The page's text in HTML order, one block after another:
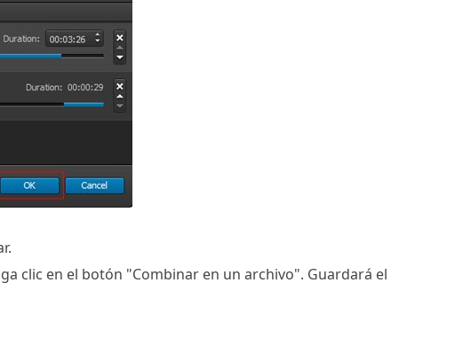
clic en el botón "Combinar en un archivo". Guardará el